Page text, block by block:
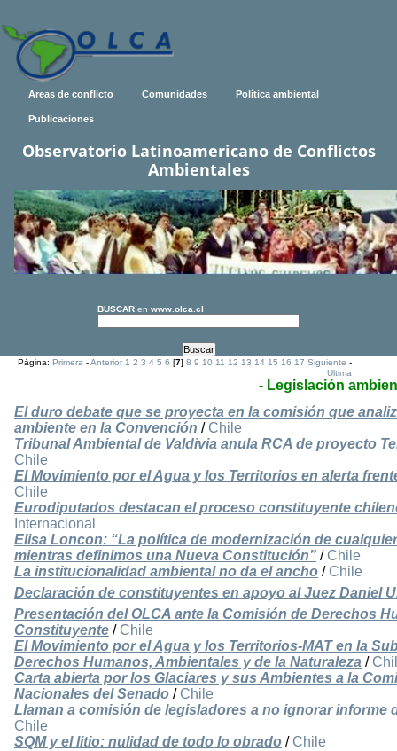
Areas de conflicto Comunidades Política ambiental
Publicaciones
Observatorio Latinoamericano de Conflictos
Ambientales
BUSCAR en www.olca.cl
Página:Primera -Anterior 1 2 3 4 5 6 [7]8 9 10 11 12 13 14 15 16 17 Siguiente -
Ultima
- Legislación
El duro debate que se proyecta en la comisión que
ambiente en la Convención / Chile
Tribunal Ambiental de Valdivia anula RCA de proyecto
Chile
El Movimiento por el Agua y los Territorios en alerta
Chile
Eurodiputados destacan el proceso constituyente
Internacional
Elisa Loncon: “La política de modernización de
mientras definimos una Nueva Constitución” / Chile
La institucionalidad ambiental no da el ancho / Chile
Declaración de constituyentes en apoyo al Juez Daniel
Presentación del OLCA ante la Comisión de Derechos
Constituyente / Chile
El Movimiento por el Agua y los Territorios-MAT en la
Derechos Humanos, Ambientales y de la Naturaleza /
Carta abierta por los Glaciares y sus Ambientes a la
Nacionales del Senado / Chile
Llaman a comisión de legisladores a no ignorar informe
Chile
SQM y el litio: nulidad de todo lo obrado / Chile